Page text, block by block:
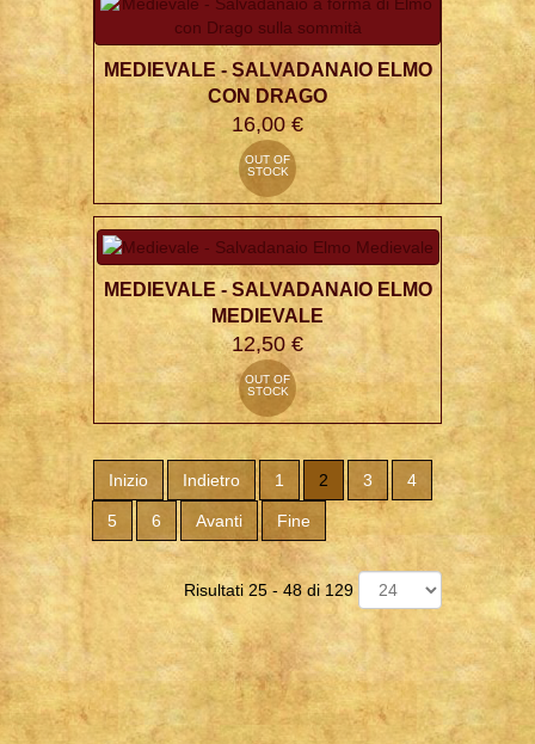
MEDIEVALE - SALVADANAIO ELMO
CON DRAGO
16,00 €
OUT OF
STOCK
MEDIEVALE - SALVADANAIO ELMO
MEDIEVALE
12,50 €
OUT OF
STOCK
Inizio Indietro 1 2 3 4
5 6 Avanti Fine
Risultati 25 - 48 di 129